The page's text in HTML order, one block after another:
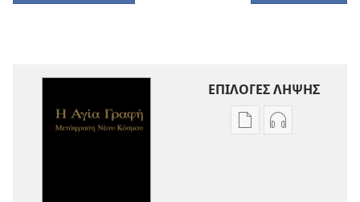
ΕΠΙΛΟΓΕΣ ΛΗΨΗΣ
ΕπιλογέςΕπιλογές